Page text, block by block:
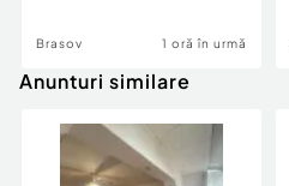
Brasov 1 oră în urmă
Anunturi similare